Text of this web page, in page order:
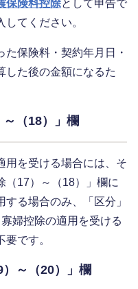
保険料控除として申告で
てください。
保険料・契約年月日・
した後の金額になるた
～（18）」欄
用を受ける場合には、そ
（17）～（18）」欄に
る場合のみ、「区分」
婦控除の適用を受ける
です。
）～（20）」欄